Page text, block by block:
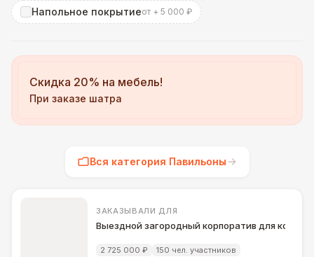
Напольное покрытиеот + 5 000 ₽
Скидка 20% на мебель!
При заказе шатра
Вся категория Павильоны
ЗАКАЗЫВАЛИ ДЛЯ
Выездной загородный корпоратив для
2 725 000 ₽ 150 чел. участников